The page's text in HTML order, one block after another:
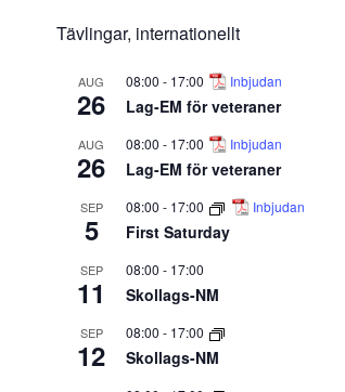
Tävlingar, internationellt
AUG
26
08:00 - 17:00 Inbjudan
Lag-EM för veteraner
AUG
26
08:00 - 17:00 Inbjudan
Lag-EM för veteraner
SEP
5
08:00 - 17:00 Inbjudan
First Saturday
SEP
11
08:00 - 17:00
Skollags-NM
SEP
12
08:00 - 17:00
Skollags-NM